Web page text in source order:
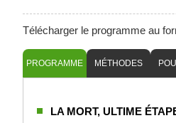
Télécharger le programme au
PROGRAMME MÉTHODES
LA MORT, ULTIME